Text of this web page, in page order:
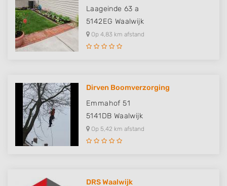
Laageinde 63 a
5142EG Waalwijk
Op 4,83 km afstand
Dirven Boomverzorging
Emmahof 51
5141DB Waalwijk
Op 5,42 km afstand
DRS Waalwijk